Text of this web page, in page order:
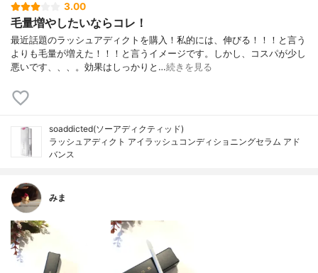
3.00
毛量増やしたいならコレ！
最近話題のラッシュアディクトを購入！私的には、伸びる！！！と言う
よりも毛量が増えた！！！と言うイメージです。しかし、コスパが少し
悪いです、、、。効果はしっかりと…続きを見る
soaddicted(ソーアディクティッド)
ラッシュアディクト アイラッシュコンディショニングセラム アド
バンス
みま